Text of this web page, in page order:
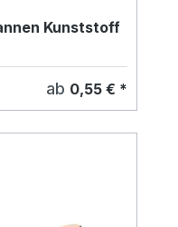
Kunststoff
ab 0,55 € *